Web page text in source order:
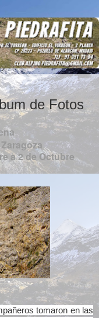
de Fotos
a 2 de Octubre
tomaron en las